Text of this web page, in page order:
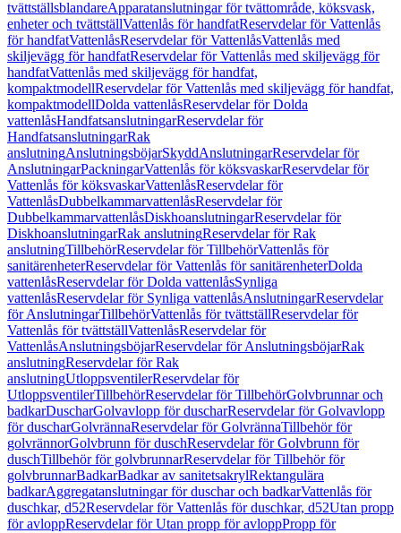
tvättställsblandareApparatanslutningar för tvättområde, köksvask,
enheter och tvättställVattenlås för handfatReservdelar för Vattenlås
för handfatVattenlåsReservdelar för VattenlåsVattenlås med
skiljevägg för handfatReservdelar för Vattenlås med skiljevägg för
handfatVattenlås med skiljevägg för handfat,
kompaktmodellReservdelar för Vattenlås med skiljevägg för handfat,
kompaktmodellDolda vattenlåsReservdelar för Dolda
vattenlåsHandfatsanslutningarReservdelar för
HandfatsanslutningarRak
anslutningAnslutningsböjarSkyddAnslutningarReservdelar för
AnslutningarPackningarVattenlås för köksvaskarReservdelar för
Vattenlås för köksvaskarVattenlåsReservdelar för
VattenlåsDubbelkammarvattenlåsReservdelar för
DubbelkammarvattenlåsDiskhoanslutningarReservdelar för
DiskhoanslutningarRak anslutningReservdelar för Rak
anslutningTillbehörReservdelar för TillbehörVattenlås för
sanitärenheterReservdelar för Vattenlås för sanitärenheterDolda
vattenlåsReservdelar för Dolda vattenlåsSynliga
vattenlåsReservdelar för Synliga vattenlåsAnslutningarReservdelar
för AnslutningarTillbehörVattenlås för tvättställReservdelar för
Vattenlås för tvättställVattenlåsReservdelar för
VattenlåsAnslutningsböjarReservdelar för AnslutningsböjarRak
anslutningReservdelar för Rak
anslutningUtloppsventilerReservdelar för
UtloppsventilerTillbehörReservdelar för TillbehörGolvbrunnar och
badkarDuscharGolvavlopp för duscharReservdelar för Golvavlopp
för duscharGolvrännaReservdelar för GolvrännaTillbehör för
golvrännorGolvbrunn för duschReservdelar för Golvbrunn för
duschTillbehör för golvbrunnarReservdelar för Tillbehör för
golvbrunnarBadkarBadkar av sanitetsakrylRektangulära
badkarAggregatanslutningar för duschar och badkarVattenlås för
duschkar, d52Reservdelar för Vattenlås för duschkar, d52Utan propp
för avloppReservdelar för Utan propp för avloppPropp för